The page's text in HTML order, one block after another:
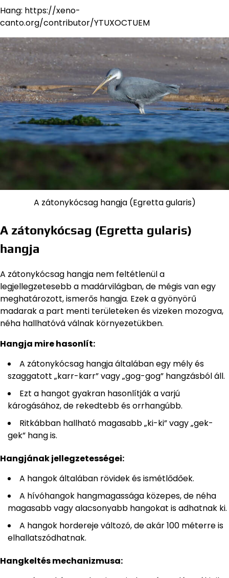
Hang: https://xeno-
canto.org/contributor/YTUXOCTUEM
A zátonykócsag hangja (Egretta gularis)
A zátonykócsag (Egretta gularis)
hangja
A zátonykócsag hangja nem feltétlenül a
legjellegzetesebb a madárvilágban, de mégis van egy
meghatározott, ismerős hangja. Ezek a gyönyörű
madarak a part menti területeken és vizeken mozogva,
néha hallhatóvá válnak környezetükben.
Hangja mire hasonlít:
A zátonykócsag hangja általában egy mély és
szaggatott „karr-karr” vagy „gog-gog” hangzásból áll.
Ezt a hangot gyakran hasonlítják a varjú
károgásához, de rekedtebb és orrhangúbb.
Ritkábban hallható magasabb „ki-ki” vagy „gek-
gek” hang is.
Hangjának jellegzetességei:
A hangok általában rövidek és ismétlődőek.
A hívóhangok hangmagassága közepes, de néha
magasabb vagy alacsonyabb hangokat is adhatnak ki.
A hangok hordereje változó, de akár 100 méterre is
elhallatszódhatnak.
Hangkeltés mechanizmusa: